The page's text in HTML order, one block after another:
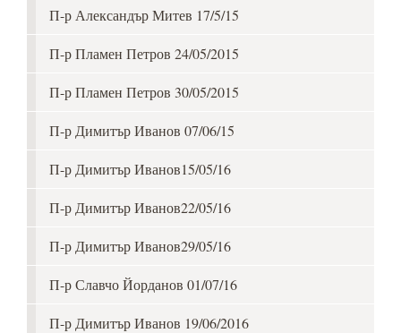
П-р Александър Митев 17/5/15
П-р Пламен Петров 24/05/2015
П-р Пламен Петров 30/05/2015
П-р Димитър Иванов 07/06/15
П-р Димитър Иванов15/05/16
П-р Димитър Иванов22/05/16
П-р Димитър Иванов29/05/16
П-р Славчо Йорданов 01/07/16
П-р Димитър Иванов 19/06/2016